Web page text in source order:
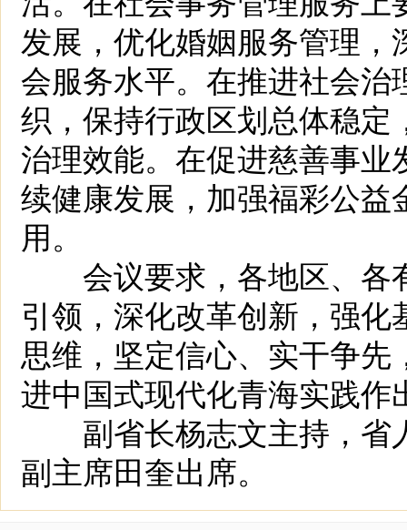
发展，优化婚姻服务管理
会服务水平。在推进社会
织，保持行政区划总体稳
治理效能。在促进慈善事
续健康发展，加强福彩公
用。
会议要求，各地区、各
引领，深化改革创新，强
思维，坚定信心、实干争
进中国式现代化青海实践作
副省长杨志文主持，省
副主席田奎出席。